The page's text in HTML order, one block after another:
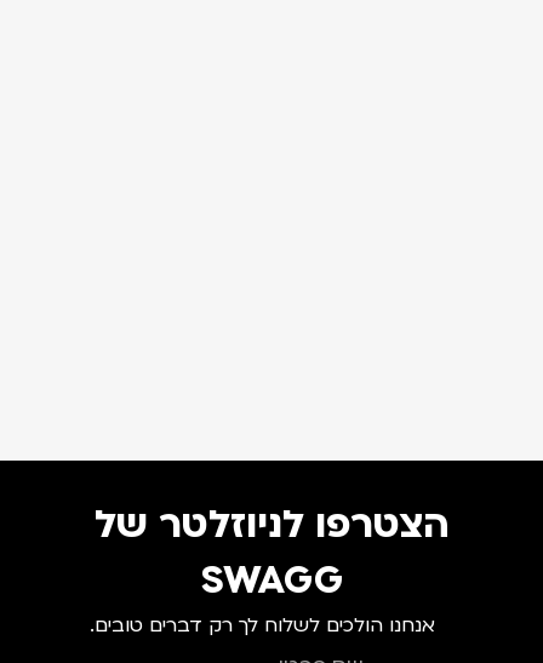
הצטרפו לניוזלטר של
SWAGG
אנחנו הולכים לשלוח לך רק דברים טובים.